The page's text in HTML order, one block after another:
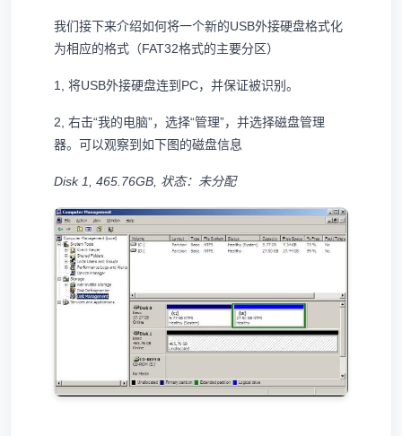
我们接下来介绍如何将一个新的USB外接硬盘格式化
为相应的格式（FAT32格式的主要分区）
1, 将USB外接硬盘连到PC，并保证被识别。
2, 右击“我的电脑”，选择“管理”，并选择磁盘管理
器。可以观察到如下图的磁盘信息
Disk 1, 465.76GB, 状态：未分配